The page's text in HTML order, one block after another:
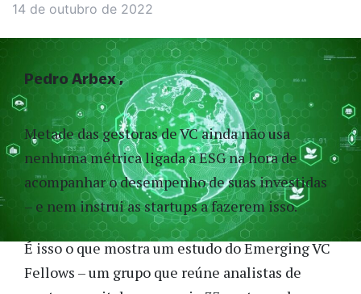
14 de outubro de 2022
Metade das gestoras de VC ainda não usa
nenhuma métrica ligada a ESG na hora de
acompanhar o desempenho de suas investidas
– e nem instrui as startups a fazerem isso.
É isso o que mostra um estudo do Emerging VC
Fellows – um grupo que reúne analistas de
Pedro Arbex